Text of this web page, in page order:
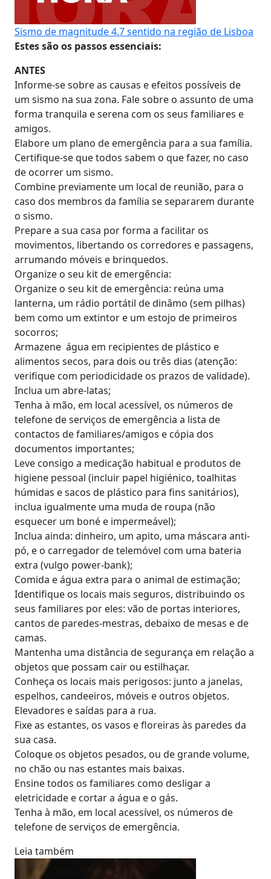
Sismo de magnitude 4.7 sentido na região de Lisboa
Estes são os passos essenciais:
ANTES
Informe-se sobre as causas e efeitos possíveis de
um sismo na sua zona. Fale sobre o assunto de uma
forma tranquila e serena com os seus familiares e
amigos.
Elabore um plano de emergência para a sua família.
Certifique-se que todos sabem o que fazer, no caso
de ocorrer um sismo.
Combine previamente um local de reunião, para o
caso dos membros da família se separarem durante
o sismo.
Prepare a sua casa por forma a facilitar os
movimentos, libertando os corredores e passagens,
arrumando móveis e brinquedos.
Organize o seu kit de emergência:
Organize o seu kit de emergência: reúna uma
lanterna, um rádio portátil de dinâmo (sem pilhas)
bem como um extintor e um estojo de primeiros
socorros;
Armazene água em recipientes de plástico e
alimentos secos, para dois ou três dias (atenção:
verifique com periodicidade os prazos de validade).
Inclua um abre-latas;
Tenha à mão, em local acessível, os números de
telefone de serviços de emergência a lista de
contactos de familiares/amigos e cópia dos
documentos importantes;
Leve consigo a medicação habitual e produtos de
higiene pessoal (incluir papel higiénico, toalhitas
húmidas e sacos de plástico para fins sanitários),
inclua igualmente uma muda de roupa (não
esquecer um boné e impermeável);
Inclua ainda: dinheiro, um apito, uma máscara anti-
pó, e o carregador de telemóvel com uma bateria
extra (vulgo power-bank);
Comida e água extra para o animal de estimação;
Identifique os locais mais seguros, distribuindo os
seus familiares por eles: vão de portas interiores,
cantos de paredes-mestras, debaixo de mesas e de
camas.
Mantenha uma distância de segurança em relação a
objetos que possam cair ou estilhaçar.
Conheça os locais mais perigosos: junto a janelas,
espelhos, candeeiros, móveis e outros objetos.
Elevadores e saídas para a rua.
Fixe as estantes, os vasos e floreiras às paredes da
sua casa.
Coloque os objetos pesados, ou de grande volume,
no chão ou nas estantes mais baixas.
Ensine todos os familiares como desligar a
eletricidade e cortar a água e o gás.
Tenha à mão, em local acessível, os números de
telefone de serviços de emergência.
Leia também